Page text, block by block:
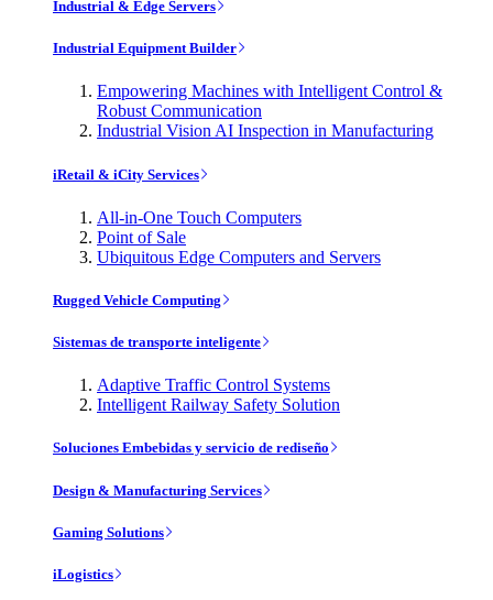
Industrial & Edge Servers
Industrial Equipment Builder
Empowering Machines with Intelligent Control &
Robust Communication
Industrial Vision AI Inspection in Manufacturing
iRetail & iCity Services
All-in-One Touch Computers
Point of Sale
Ubiquitous Edge Computers and Servers
Rugged Vehicle Computing
Sistemas de transporte inteligente
Adaptive Traffic Control Systems
Intelligent Railway Safety Solution
Soluciones Embebidas y servicio de rediseño
Design & Manufacturing Services
Gaming Solutions
iLogistics